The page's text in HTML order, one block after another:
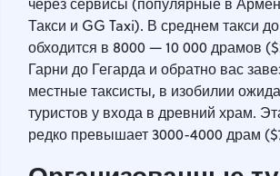
Такси и GG Taxi). В среднем такси
обходится в 8000 — 10 000 драмов
Гарни до Гегарда и обратно вас
местные таксисты, в изобилии
туристов у входа в древний храм.
редко превышает 3000-4000 драм